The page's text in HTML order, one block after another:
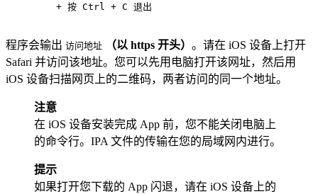
+ 按 Ctrl + C 退出
程序会输出 访问地址 （以 https 开头） 。请在 iOS 设备上打开
Safari 并访问该地址。您可以先用电脑打开该网址，然后用
iOS 设备扫描网页上的二维码，两者访问的同一个地址。
注意
在 iOS 设备安装完成 App 前，您不能关闭电脑上
的命令行。IPA 文件的传输在您的局域网内进行。
提示
如果打开您下载的 App 闪退，请在 iOS 设备上的